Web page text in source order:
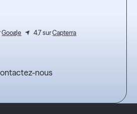
Google 4,7 surCapterra
nous